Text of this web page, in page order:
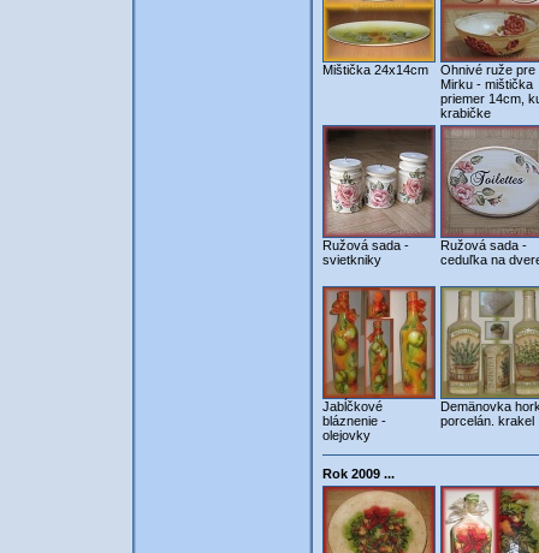
Mištička 24x14cm
Ohnivé ruže pre
Mirku - mištička
priemer 14cm,
krabičke
Ružová sada -
svietkniky
Ružová sada -
ceduľka na
Jabĺčkové
bláznenie -
olejovky
Demänovka
porcelán. krakel
Rok 2009 ...